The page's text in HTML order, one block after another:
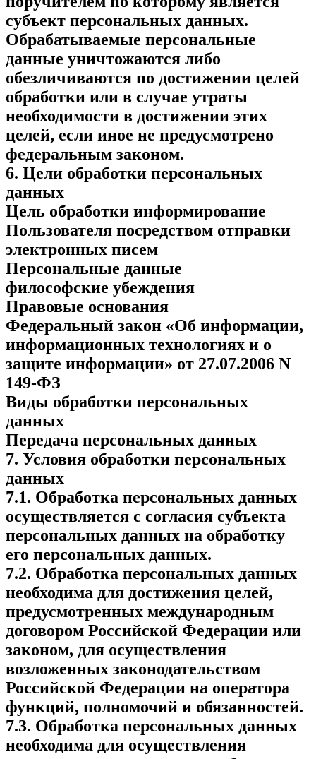
субъект персональных данных.
Обрабатываемые персональные
данные уничтожаются либо
обезличиваются по достижении целей
обработки или в случае утраты
необходимости в достижении этих
целей, если иное не предусмотрено
федеральным законом.
6. Цели обработки персональных
данных
Цель обработки информирование
Пользователя посредством отправки
электронных писем
Персональные данные
философские убеждения
Правовые основания
Федеральный закон «Об информации,
информационных технологиях и о
защите информации» от 27.07.2006 N
149-ФЗ
Виды обработки персональных
данных
Передача персональных данных
7. Условия обработки персональных
данных
7.1. Обработка персональных данных
осуществляется с согласия субъекта
персональных данных на обработку
его персональных данных.
7.2. Обработка персональных данных
необходима для достижения целей,
предусмотренных международным
договором Российской Федерации или
законом, для осуществления
возложенных законодательством
Российской Федерации на оператора
функций, полномочий и обязанностей.
7.3. Обработка персональных данных
необходима для осуществления